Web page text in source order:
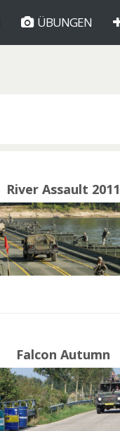
ÜBUNGEN
River Assault 2011
Falcon Autumn